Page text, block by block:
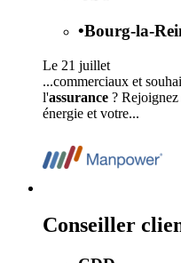
•Bourg-la-
Le 21 juillet
...commerciaux et
l'assurance ?
énergie et votre...
Conseiller